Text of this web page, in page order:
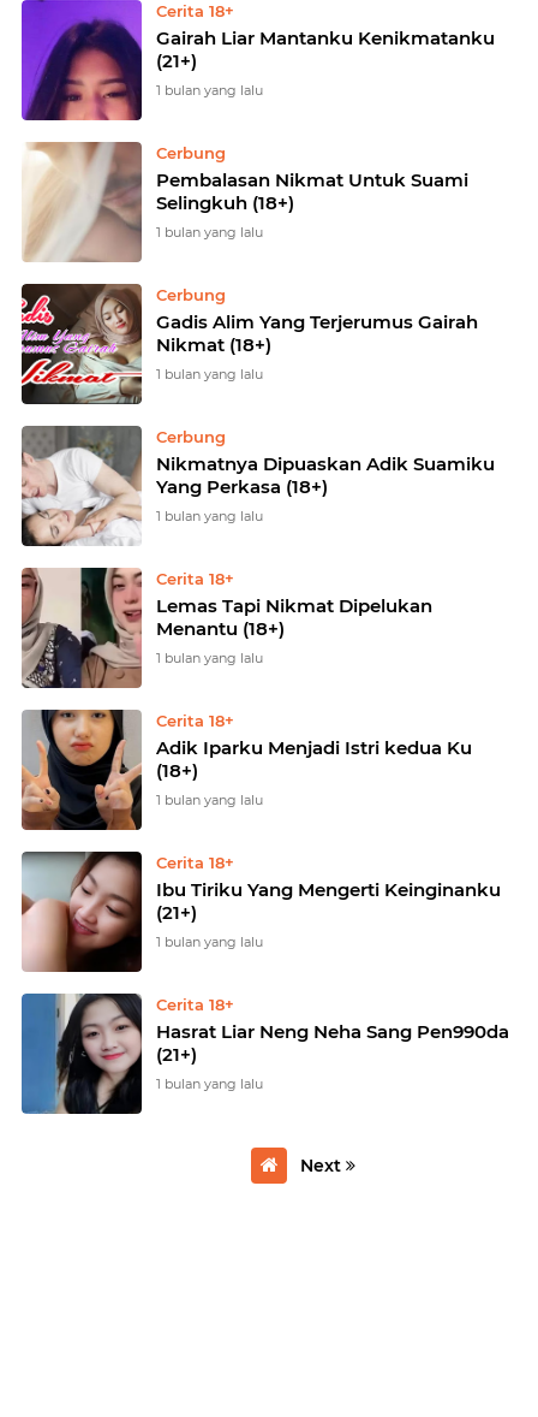
Cerita 18+
Gairah Liar Mantanku Kenikmatanku
(21+)
1 bulan yang lalu
Cerbung
Pembalasan Nikmat Untuk Suami
Selingkuh (18+)
1 bulan yang lalu
Cerbung
Gadis Alim Yang Terjerumus Gairah
Nikmat (18+)
1 bulan yang lalu
Cerbung
Nikmatnya Dipuaskan Adik Suamiku
Yang Perkasa (18+)
1 bulan yang lalu
Cerita 18+
Lemas Tapi Nikmat Dipelukan
Menantu (18+)
1 bulan yang lalu
Cerita 18+
Adik Iparku Menjadi Istri kedua Ku
(18+)
1 bulan yang lalu
Cerita 18+
Ibu Tiriku Yang Mengerti Keinginanku
(21+)
1 bulan yang lalu
Cerita 18+
Hasrat Liar Neng Neha Sang Pen990da
(21+)
1 bulan yang lalu
Next